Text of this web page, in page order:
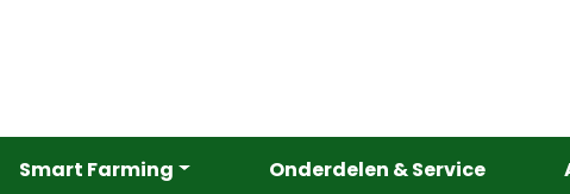
Smart Farming Onderdelen & Service